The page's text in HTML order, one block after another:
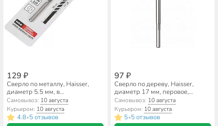
129 ₽
Сверло по металлу, Haisser,
диаметр 5.5 мм, в
индивидуальной упаковке,
цилиндрический хвостовик,
HS101511
Самовывоз: 10 августа
Курьером: 10 августа
4.8•5 отзывов
97 ₽
Сверло по дереву, Haisser,
диаметр 17 мм, перовое,
плоский лопаточное, HS103308
Самовывоз: 10 августа
Курьером: 10 августа
5•5 отзывов